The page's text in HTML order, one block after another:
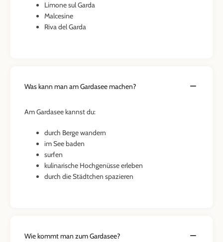
Limone sul Garda
Malcesine
Riva del Garda
Was kann man am Gardasee machen?
Am Gardasee kannst du:
durch Berge wandern
im See baden
surfen
kulinarische Hochgenüsse erleben
durch die Städtchen spazieren
Wie kommt man zum Gardasee?